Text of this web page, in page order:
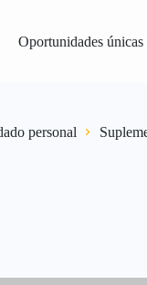
Oportunidades
Gratis
personal